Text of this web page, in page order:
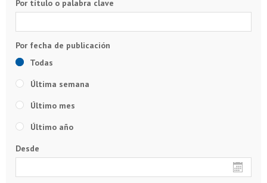
Por título o palabra clave
Todas
Última semana
Último mes
Último año
Desde